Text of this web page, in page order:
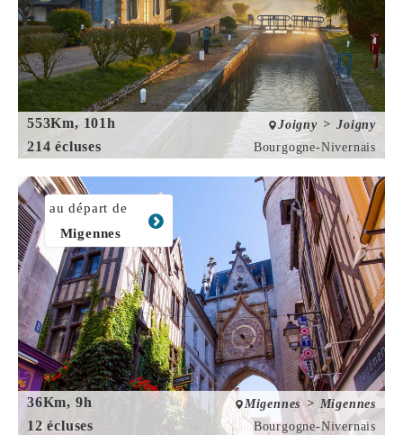
553Km, 101h
214 écluses
Joigny > Joigny
Bourgogne-Nivernais
36Km, 9h
12 écluses
Migennes > Migennes
Bourgogne-Nivernais
au départ de
Migennes